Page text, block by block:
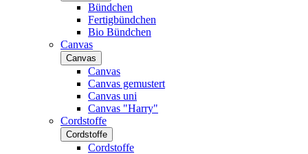
Bündchen
Fertigbündchen
Bio Bündchen
Canvas
Canvas
Canvas
Canvas gemustert
Canvas uni
Canvas "Harry"
Cordstoffe
Cordstoffe
Cordstoffe